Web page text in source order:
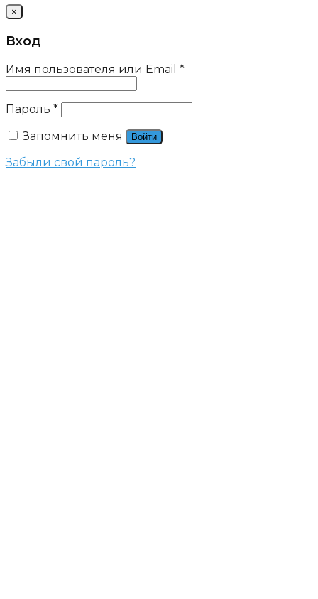
×
Вход
Имя пользователя или Email *
Пароль *
Запомнить меня
Войти
Забыли свой пароль?